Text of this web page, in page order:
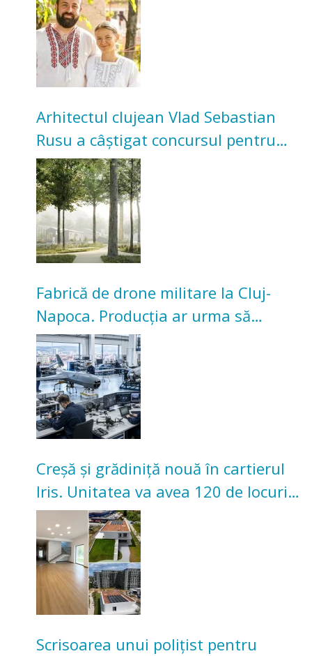
bunicilor
Arhitectul clujean Vlad Sebastian
Rusu a câștigat concursul pentru
transformarea Grădinii Casei
Universitarilor
Fabrică de drone militare la Cluj-
Napoca. Producția ar urma să
înceapă în toamna acestui an
Creșă și grădiniță nouă în cartierul
Iris. Unitatea va avea 120 de locuri
pentru copii
Scrisoarea unui polițist pentru